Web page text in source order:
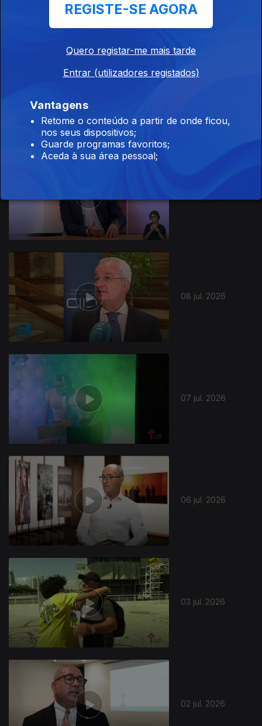
08 jul. 2026
07 jul. 2026
06 jul. 2026
03 jul. 2026
02 jul. 2026
REGISTE-SE AGORA
Quero registar-me mais tarde
Entrar (utilizadores registados)
Vantagens
Retome o conteúdo a partir de onde ficou,
nos seus dispositivos;
Guarde programas favoritos;
Aceda à sua área pessoal;